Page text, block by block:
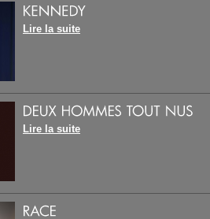
Lire la suite
Lire la suite